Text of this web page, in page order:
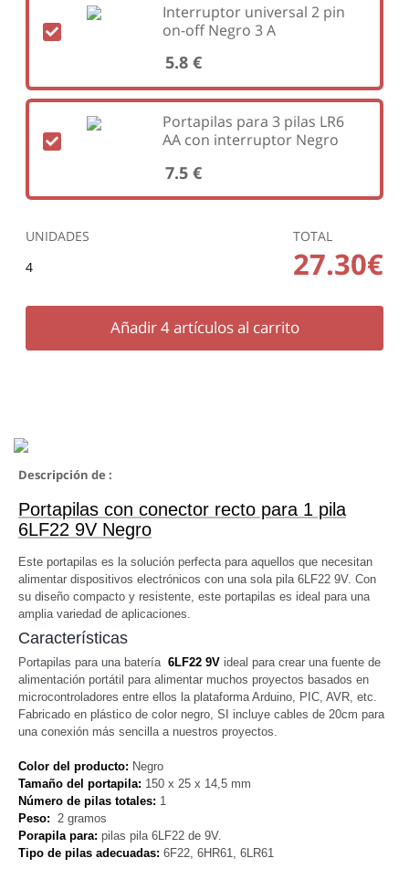
Interruptor universal 2 pin
on-off Negro 3 A
5.8 €
Portapilas para 3 pilas LR6
AA con interruptor Negro
7.5 €
UNIDADES
4
TOTAL
27.30€
Añadir4artículos al carrito
Descripción de :
Portapilas con conector recto para 1 pila
6LF22 9V Negro
Este portapilas es la solución perfecta para aquellos que necesitan
alimentar dispositivos electrónicos con una sola pila 6LF22 9V. Con
su diseño compacto y resistente, este portapilas es ideal para una
amplia variedad de aplicaciones.
Características
Portapilas para una batería 6LF22 9V ideal para crear una fuente de
alimentación portátil para alimentar muchos proyectos basados en
microcontroladores entre ellos la plataforma Arduino, PIC, AVR, etc.
Fabricado en plástico de color negro, SI incluye cables de 20cm para
una conexión más sencilla a nuestros proyectos.
Color del producto: Negro
Tamaño del portapila: 150 x 25 x 14,5 mm
Número de pilas totales: 1
Peso: 2 gramos
Porapila para: pilas pila 6LF22 de 9V.
Tipo de pilas adecuadas: 6F22, 6HR61, 6LR61